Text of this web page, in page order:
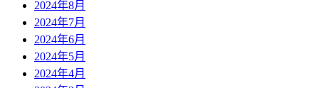
2024年8月
2024年7月
2024年6月
2024年5月
2024年4月